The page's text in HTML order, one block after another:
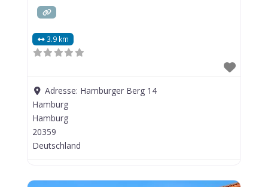
3.9 km
Adresse: Hamburger Berg 14
Hamburg
Hamburg
20359
Deutschland